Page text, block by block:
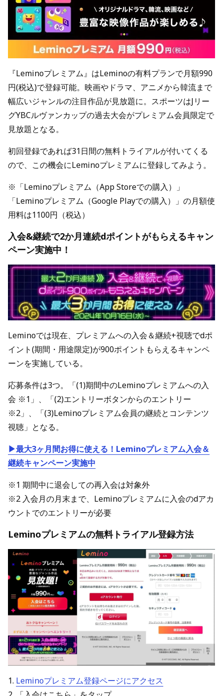
『Leminoプレミアム』はLeminoの有料プランで月額990
円(税込)で登録可能。映画やドラマ、アニメから韓流まで
幅広いジャンルの注目作品が見放題に。スポーツはJリー
グYBCルヴァンカップの過去大会がプレミアム会員限定で
見放題となる。
初回登録であれば31日間の無料トライアルが付いてくる
ので、この機会にLeminoプレミアムに登録してみよう。
※「Leminoプレミアム（App Storeでの購入）」
「Leminoプレミアム（Google Playでの購入）」の月額使
用料は1100円（税込）
入会&継続で2か月連続dポイントがもらえるキャン
ペーン実施中！
Leminoでは現在、プレミアムへの入会＆継続+視聴でdポ
イント(期間・用途限定)が900ポイントもらえるキャンペ
ーンを実施している。
応募条件は3つ。「(1)期間中のLeminoプレミアムへの入
会 ※1」、「(2)エントリーボタンからのエントリー
※2」、「(3)Leminoプレミアム会員の継続とコンテンツ
視聴」となる。
▶最大3ヶ月間お得に使える！Leminoプレミアム入会＆
継続キャンペーン実施中
※1 期間中に退会しての再入会は対象外
※2 入会月の月末まで、Leminoプレミアムに入会のdアカ
ウントでのエントリーが必要
Leminoプレミアムの無料トライアル登録方法
1. Leminoプレミアム登録ページにアクセス